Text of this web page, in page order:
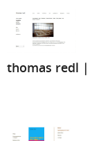
thomas redl |